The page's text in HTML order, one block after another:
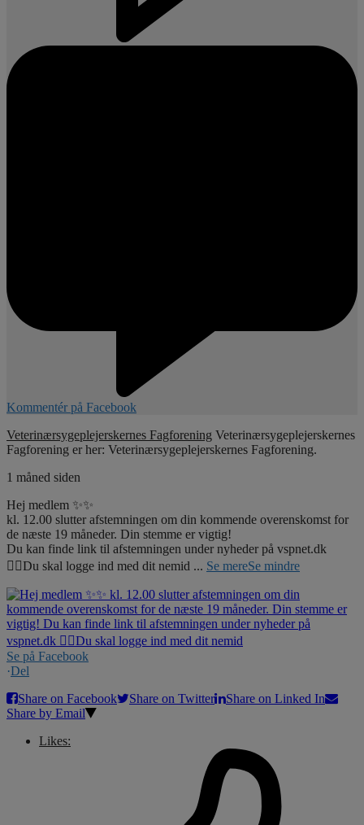
Kommentér på Facebook
Veterinærsygeplejerskernes Fagforening Veterinærsygeplejerskernes
Fagforening er her: Veterinærsygeplejerskernes Fagforening.
1 måned siden
Hej medlem ✨✨
kl. 12.00 slutter afstemningen om din kommende overenskomst for
de næste 19 måneder. Din stemme er vigtig!
Du kan finde link til afstemningen under nyheder på vspnet.dk
☝🏼Du skal logge ind med dit nemid ... Se mereSe mindre
Se på Facebook
·Del
Share on Facebook
Share on Twitter
Share on Linked In
Share by Email
Likes: